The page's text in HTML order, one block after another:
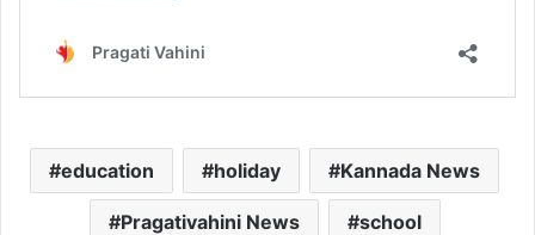
education holiday Kannada News
Pragativahini News school